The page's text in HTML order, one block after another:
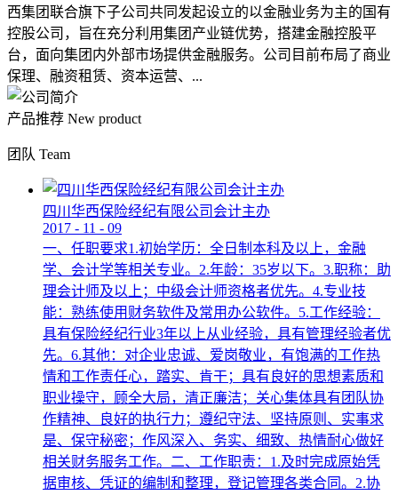
西集团联合旗下子公司共同发起设立的以金融业务为主的国有
控股公司，旨在充分利用集团产业链优势，搭建金融控股平
台，面向集团内外部市场提供金融服务。公司目前布局了商业
保理、融资租赁、资本运营、...
产品推荐 New product
团队 Team
四川华西保险经纪有限公司会计主办
2017 - 11 - 09
一、任职要求1.初始学历：全日制本科及以上，金融
学、会计学等相关专业。2.年龄：35岁以下。3.职称：助
理会计师及以上；中级会计师资格者优先。4.专业技
能：熟练使用财务软件及常用办公软件。5.工作经验：
具有保险经纪行业3年以上从业经验，具有管理经验者优
先。6.其他：对企业忠诚、爱岗敬业，有饱满的工作热
情和工作责任心，踏实、肯干；具有良好的思想素质和
职业操守，顾全大局，清正廉洁；关心集体具有团队协
作精神、良好的执行力；遵纪守法、坚持原则、实事求
是、保守秘密；作风深入、务实、细致、热情耐心做好
相关财务服务工作。二、工作职责：1.及时完成原始凭
据审核、凭证的编制和整理，登记管理各类合同。2.协